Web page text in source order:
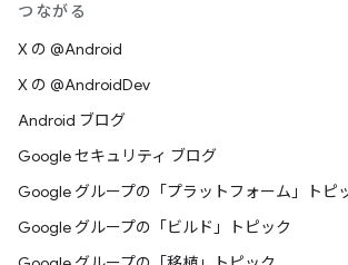
つながる
X の @Android
X の @AndroidDev
Android ブログ
Google セキュリティ ブログ
Google グループの「プラットフォーム」トピ
Google グループの「ビルド」トピック